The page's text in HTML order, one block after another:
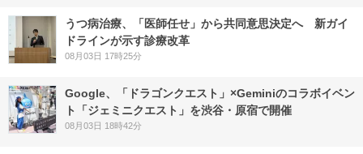
うつ病治療、「医師任せ」から共同意思決定へ 新ガイ
ドラインが示す診療改革
08月03日 17時25分
Google、「ドラゴンクエスト」×Geminiのコラボイベン
ト「ジェミニクエスト」を渋谷・原宿で開催
08月03日 18時42分